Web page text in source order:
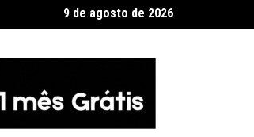
saiba como assistir aos fenômenos
9 de agosto de 2026